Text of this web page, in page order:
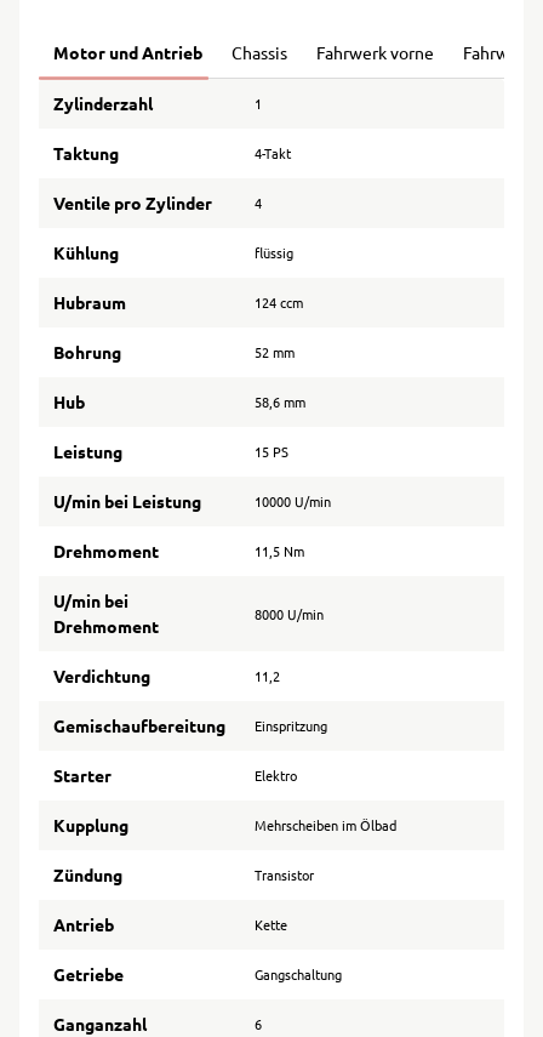
Motor und Antrieb Chassis Fahrwerk vorne Fahrwerk
Zylinderzahl 1
Taktung 4-Takt
Ventile pro Zylinder 4
Kühlung flüssig
Hubraum 124 ccm
Bohrung 52 mm
Hub 58,6 mm
Leistung 15 PS
U/min bei Leistung 10000 U/min
Drehmoment 11,5 Nm
U/min bei
Drehmoment
8000 U/min
Verdichtung 11,2
Gemischaufbereitung Einspritzung
Starter Elektro
Kupplung Mehrscheiben im Ölbad
Zündung Transistor
Antrieb Kette
Getriebe Gangschaltung
Ganganzahl 6